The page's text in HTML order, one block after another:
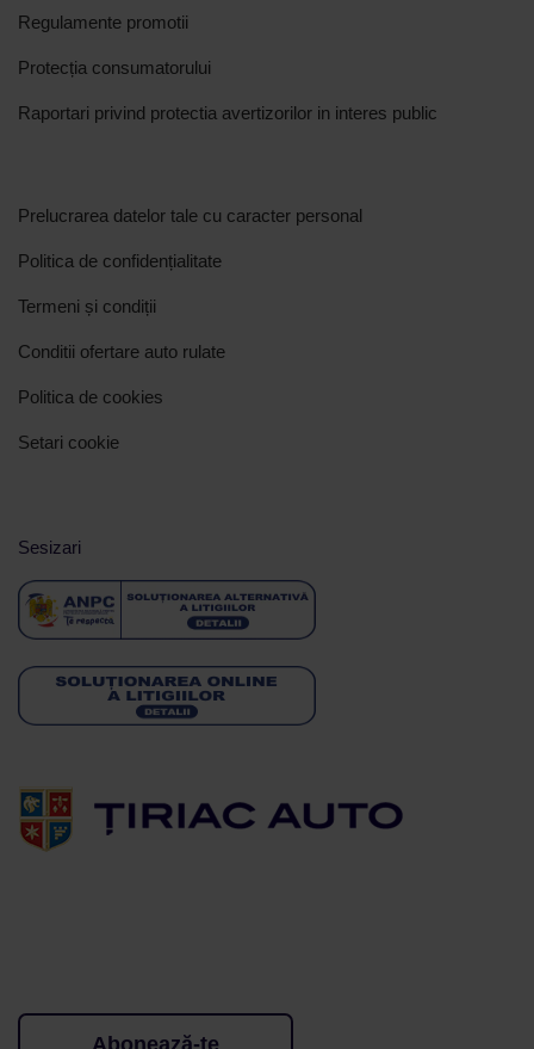
Regulamente promotii
Protecția consumatorului
Raportari privind protectia avertizorilor in interes public
Prelucrarea datelor tale cu caracter personal
Politica de confidențialitate
Termeni și condiții
Conditii ofertare auto rulate
Politica de cookies
Setari cookie
Sesizari
Abonează-te